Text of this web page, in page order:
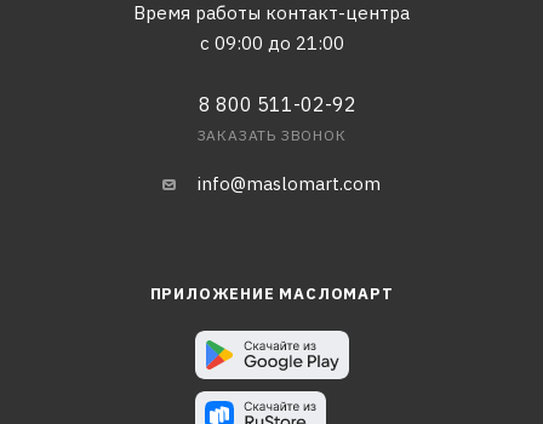
Время работы контакт-центра
с 09:00 до 21:00
8 800 511-02-92
ЗАКАЗАТЬ ЗВОНОК
info@maslomart.com
ПРИЛОЖЕНИЕ МАСЛОМАРТ